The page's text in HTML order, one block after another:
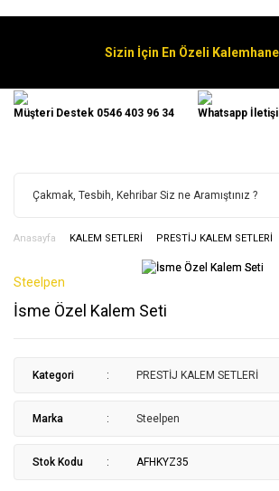
Sizin İçin En Özeli
Müşteri Destek 0546 403 96 34 Whatsapp
Anasayfa KALEM SETLERİ PRESTİJ KALEM SETLERİ
Steelpen
İsme Özel Kalem Seti
Kategori PRESTİJ KALEM SETLERİ
Marka Steelpen
Stok Kodu AFHKYZ35